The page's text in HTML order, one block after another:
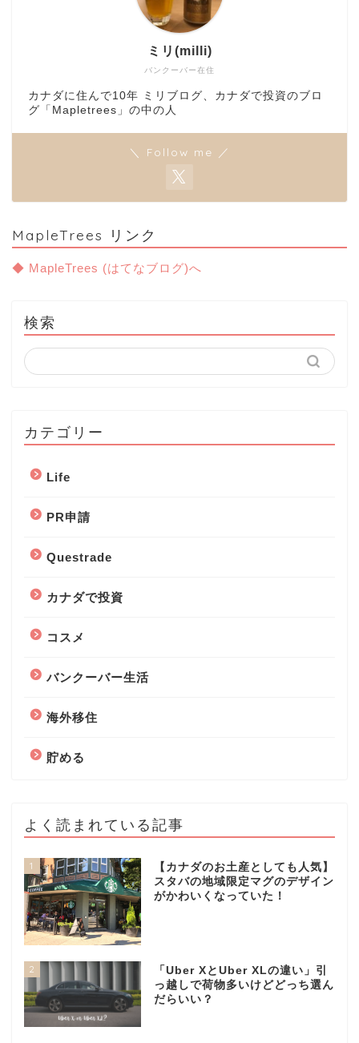
バンクーバー在住
ミリ(milli)
カナダに住んで10年 ミリブログ、カナダで投資のブロ
グ「Mapletrees」の中の人
＼ Follow me ／
MapleTrees リンク
◆ MapleTrees (はてなブログ)へ
検索
カテゴリー
Life
PR申請
Questrade
カナダで投資
コスメ
バンクーバー生活
海外移住
貯める
よく読まれている記事
1
【カナダのお土産としても人気】
スタバの地域限定マグのデザイン
がかわいくなっていた！
2
「Uber XとUber XLの違い」引
っ越しで荷物多いけどどっち選ん
だらいい？